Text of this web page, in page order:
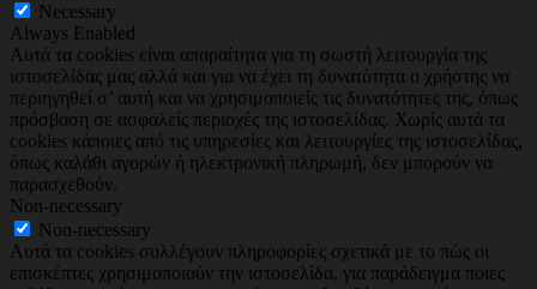
Necessary
Always Enabled
Αυτά τα cookies είναι απαραίτητα για τη σωστή λειτουργία της
ιστοσελίδας μας αλλά και για να έχει τη δυνατότητα ο χρήστης να
περιηγηθεί σ’ αυτή και να χρησιμοποιείς τις δυνατότητες της, όπως
πρόσβαση σε ασφαλείς περιοχές της ιστοσελίδας. Χωρίς αυτά τα
cookies κάποιες από τις υπηρεσίες και λειτουργίες της ιστοσελίδας,
όπως καλάθι αγορών ή ηλεκτρονική πληρωμή, δεν μπορούν να
παρασχεθούν.
Non-necessary
Non-necessary
Αυτά τα cookies συλλέγουν πληροφορίες σχετικά με το πώς οι
επισκέπτες χρησιμοποιούν την ιστοσελίδα, για παράδειγμα ποιες